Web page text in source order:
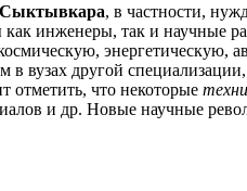
Сыктывкара, в частности,
инженеры, так и научные
в вузах другой
отметить, что некоторые
и др. Новые научные